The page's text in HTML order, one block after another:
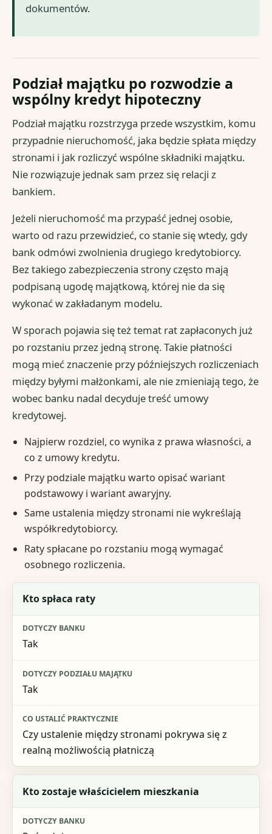
dokumentów.
Podział majątku po rozwodzie a
wspólny kredyt hipoteczny
Podział majątku rozstrzyga przede wszystkim, komu
przypadnie nieruchomość, jaka będzie spłata między
stronami i jak rozliczyć wspólne składniki majątku.
Nie rozwiązuje jednak sam przez się relacji z
bankiem.
Jeżeli nieruchomość ma przypaść jednej osobie,
warto od razu przewidzieć, co stanie się wtedy, gdy
bank odmówi zwolnienia drugiego kredytobiorcy.
Bez takiego zabezpieczenia strony często mają
podpisaną ugodę majątkową, której nie da się
wykonać w zakładanym modelu.
W sporach pojawia się też temat rat zapłaconych już
po rozstaniu przez jedną stronę. Takie płatności
mogą mieć znaczenie przy późniejszych rozliczeniach
między byłymi małżonkami, ale nie zmieniają tego, że
wobec banku nadal decyduje treść umowy
kredytowej.
Najpierw rozdziel, co wynika z prawa własności, a
co z umowy kredytu.
Przy podziale majątku warto opisać wariant
podstawowy i wariant awaryjny.
Same ustalenia między stronami nie wykreślają
współkredytobiorcy.
Raty spłacane po rozstaniu mogą wymagać
osobnego rozliczenia.
Pytanie
Dotyczy banku
Co ustalić praktycznie
Kto spłaca raty
Tak
Tak
Czy ustalenie między stronami pokrywa się z
realną możliwością płatniczą
Kto zostaje właścicielem mieszkania